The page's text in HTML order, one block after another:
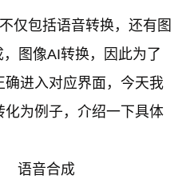
仅包括语音转换，还有图
图像AI转换，因此为了
进入对应界面，今天我
为例子，介绍一下具体